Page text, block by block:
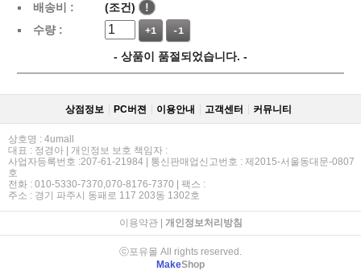
배송비 :
(조건)
!
수량 :
+1 -1
- 상품이 품절되었습니다. -
상점정보 PC버젼 이용안내 고객센터 커뮤니티
상호명 : 4umall
대표 : 정경아 | 개인정보 보호 책임자 :
사업자등록번호 :207-61-21984 | 통신판매업신고번호 : 제2015-서울동대문-0807
호
전화 : 010-5330-7370,070-8176-7370 | 팩스 :
주소 : 경기 파주시 동패로 117 203동 1302호
이용약관| 개인정보처리방침
ⓒ포유몰 All rights reserved.
MakeShop